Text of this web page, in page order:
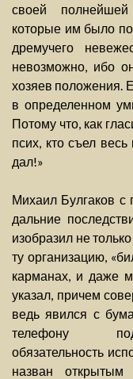
своей полнейшей
которые им было
дремучего
невозможно, ибо
хозяев положения.
в определенном
Потому что, как
псих, кто съел
дал!»
Михаил Булгаков с
дальние
изобразил не
ту организацию,
карманах, и даже
указал, причем
ведь явился с
телефону
обязательность
назван открытым